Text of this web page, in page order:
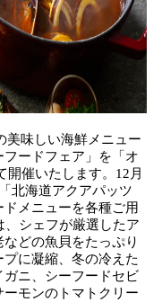
美味しい海鮮メニュー
ードフェア」を「オ
開催いたします。12月
北海道アクアパッツ
メニューを各種ご用
シェフが厳選したア
どの魚貝をたっぷり
に凝縮、冬の冷えた
ニ、シーフードセビ
モンのトマトクリー